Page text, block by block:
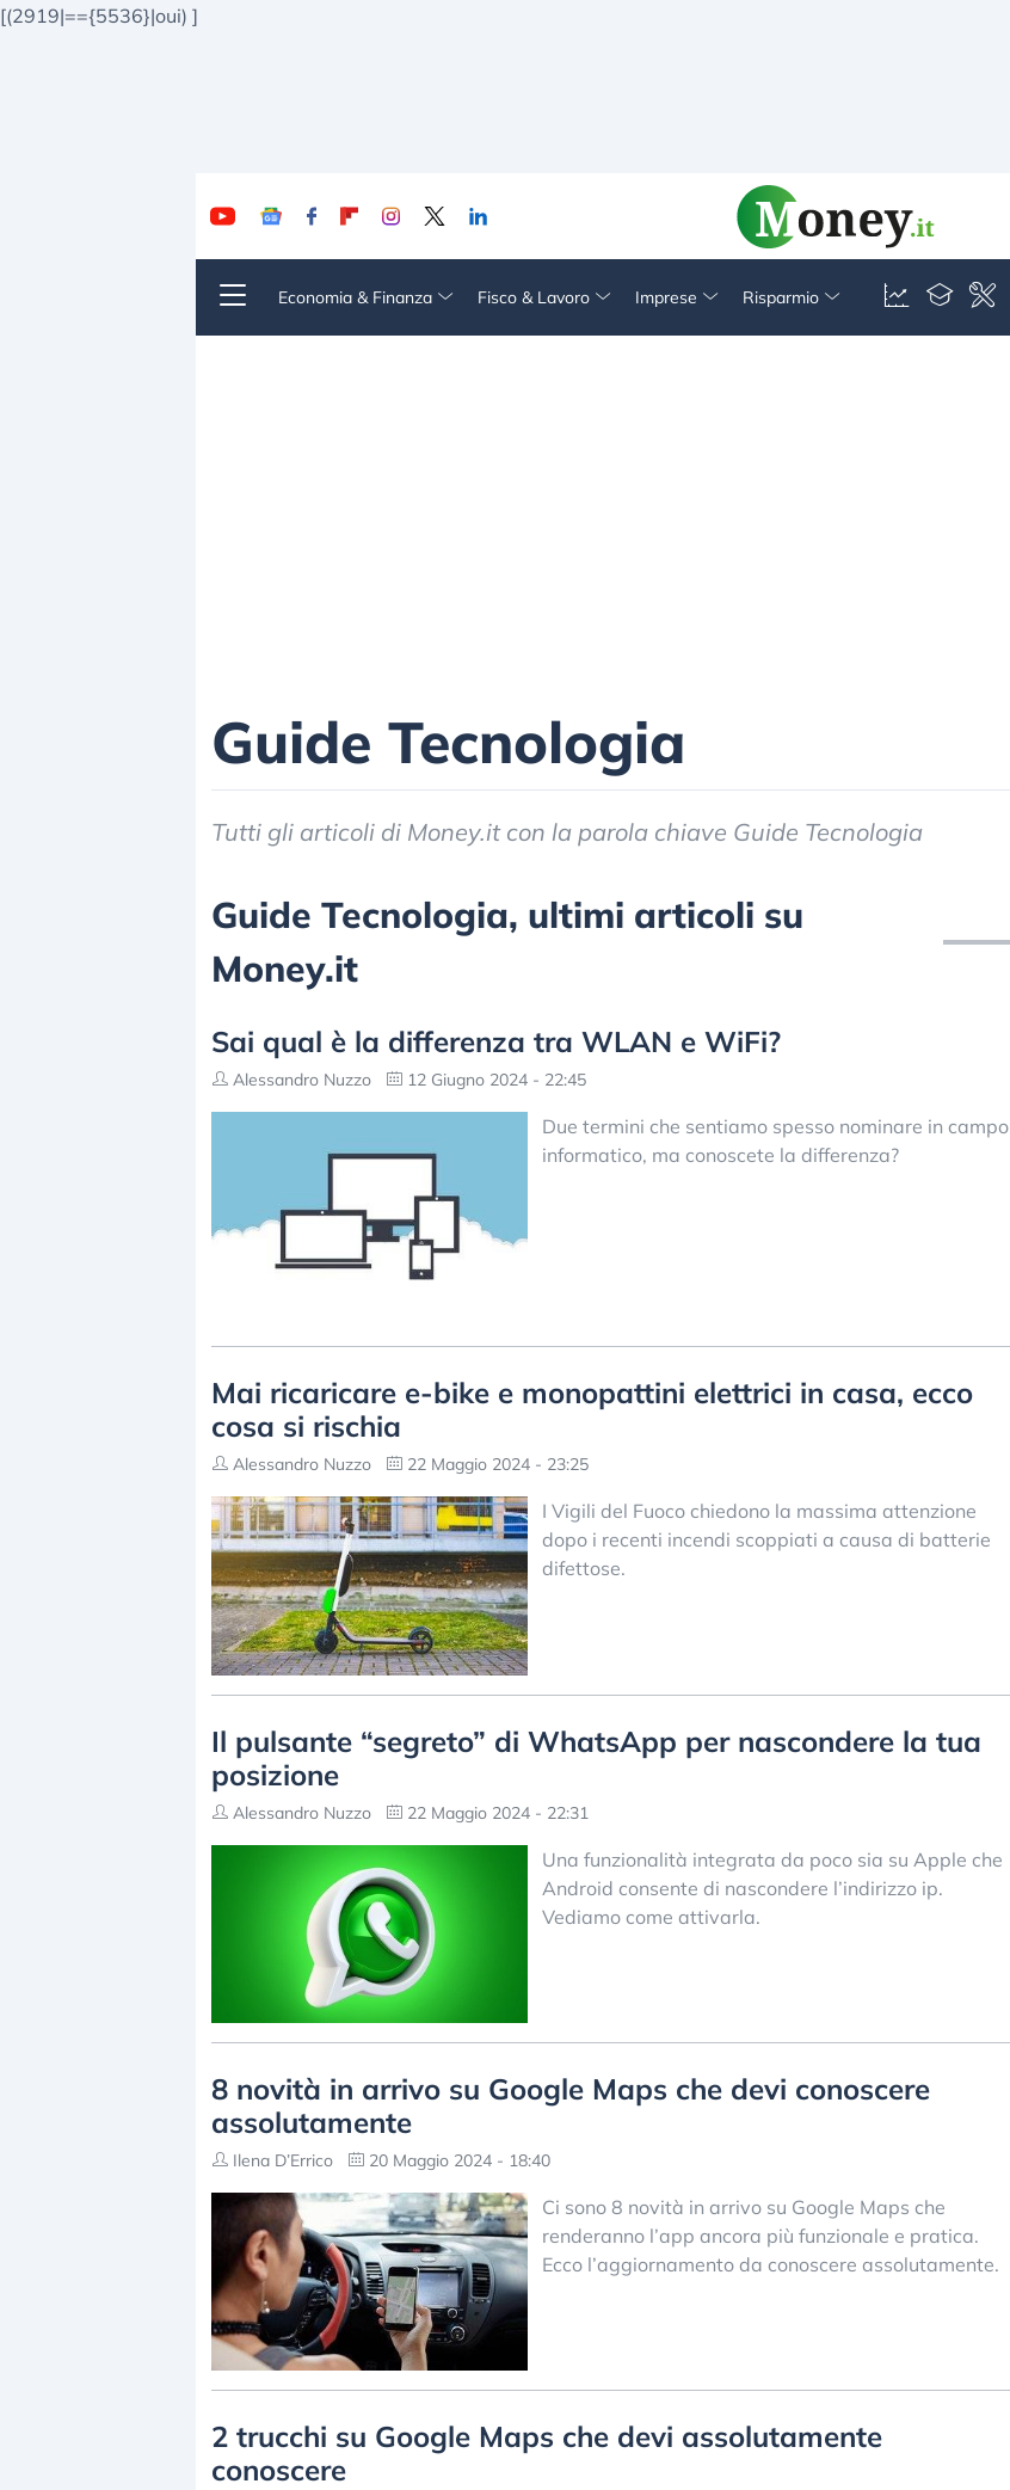
[(2919|=={5536}|oui) ]
Economia & Finanza Fisco & Lavoro Imprese Risparmio
Guide Tecnologia
Tutti gli articoli di Money.it con la parola chiave Guide Tecnologia
Guide Tecnologia, ultimi articoli su
Money.it
Sai qual è la differenza tra WLAN e WiFi?
Alessandro Nuzzo 12 Giugno 2024 - 22:45
Due termini che sentiamo spesso nominare in campo
informatico, ma conoscete la differenza?
Mai ricaricare e-bike e monopattini elettrici in casa, ecco
cosa si rischia
Alessandro Nuzzo 22 Maggio 2024 - 23:25
I Vigili del Fuoco chiedono la massima attenzione
dopo i recenti incendi scoppiati a causa di batterie
difettose.
Il pulsante “segreto” di WhatsApp per nascondere la tua
posizione
Alessandro Nuzzo 22 Maggio 2024 - 22:31
Una funzionalità integrata da poco sia su Apple che
Android consente di nascondere l’indirizzo ip.
Vediamo come attivarla.
8 novità in arrivo su Google Maps che devi conoscere
assolutamente
Ilena D’Errico 20 Maggio 2024 - 18:40
Ci sono 8 novità in arrivo su Google Maps che
renderanno l’app ancora più funzionale e pratica.
Ecco l’aggiornamento da conoscere assolutamente.
2 trucchi su Google Maps che devi assolutamente
conoscere